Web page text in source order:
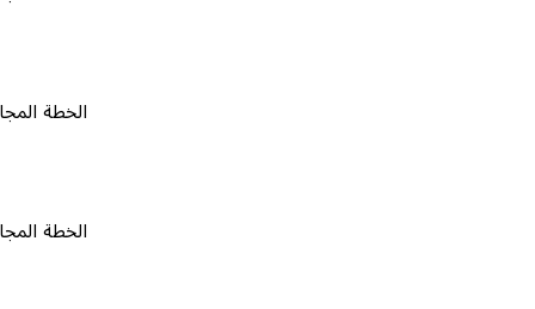
الخطة المجانية ٠
الخطة المجانية ٠